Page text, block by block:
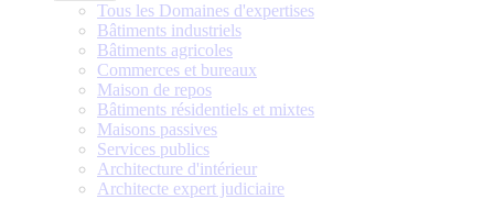
Tous les Domaines d'expertises
Bâtiments industriels
Bâtiments agricoles
Commerces et bureaux
Maison de repos
Bâtiments résidentiels et mixtes
Maisons passives
Services publics
Architecture d'intérieur
Architecte expert judiciaire